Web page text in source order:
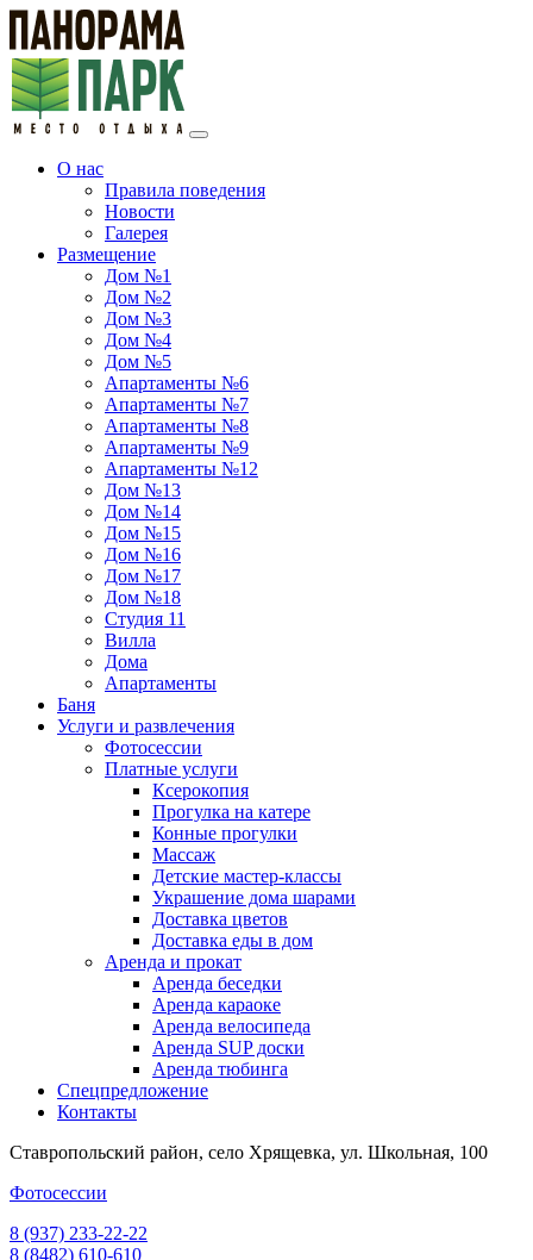
О нас
Правила поведения
Новости
Галерея
Размещение
Дом №1
Дом №2
Дом №3
Дом №4
Дом №5
Апартаменты №6
Апартаменты №7
Апартаменты №8
Апартаменты №9
Апартаменты №12
Дом №13
Дом №14
Дом №15
Дом №16
Дом №17
Дом №18
Студия 11
Вилла
Дома
Апартаменты
Баня
Услуги и развлечения
Фотосессии
Платные услуги
Ксерокопия
Прогулка на катере
Конные прогулки
Массаж
Детские мастер-классы
Украшение дома шарами
Доставка цветов
Доставка еды в дом
Аренда и прокат
Аренда беседки
Аренда караоке
Аренда велосипеда
Аренда SUP доски
Аренда тюбинга
Спецпредложение
Контакты
Ставропольский район, село Хрящевка, ул. Школьная, 100
Фотосессии
8 (937) 233-22-22
8 (8482) 610-610